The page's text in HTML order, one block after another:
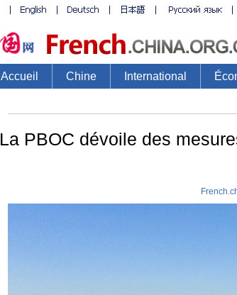
Accueil Chine International
La PBOC dévoile des